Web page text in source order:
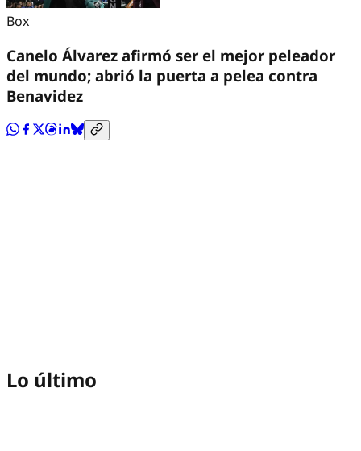
Box
Canelo Álvarez afirmó ser el mejor peleador
del mundo; abrió la puerta a pelea contra
Benavidez
Lo último